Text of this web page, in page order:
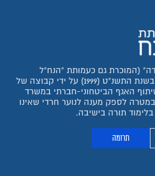
(המוכרת גם כעמותת "הנח"ל
החרדי") הוקמה בשנת התשנ"ט (1999) על ידי קבוצה של
האגף הביטחוני-חברתי במשרד
לספק מענה לנוער חרדי שאינו
תורה בישיבה.
תרומה